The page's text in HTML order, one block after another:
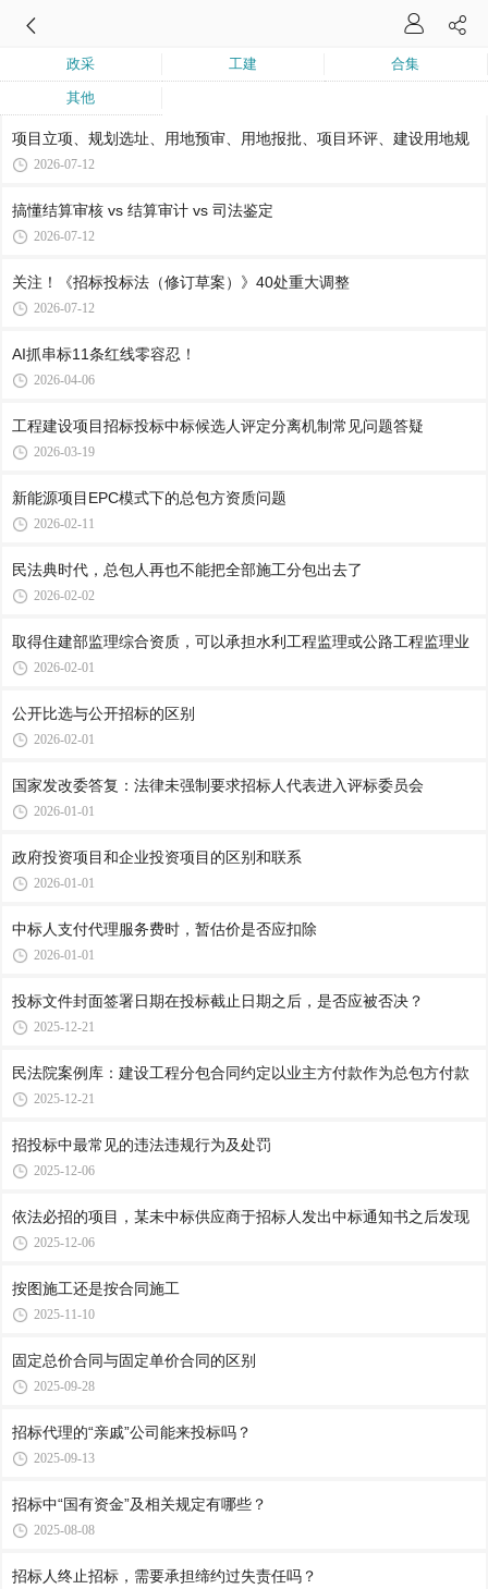
政采 工建 合集
其他
项目立项、规划选址、用地预审、用地报批、项目环评、建设用地规
2026-07-12
搞懂结算审核 vs 结算审计 vs 司法鉴定
2026-07-12
关注！《招标投标法（修订草案）》40处重大调整
2026-07-12
AI抓串标11条红线零容忍！
2026-04-06
工程建设项目招标投标中标候选人评定分离机制常见问题答疑
2026-03-19
新能源项目EPC模式下的总包方资质问题
2026-02-11
民法典时代，总包人再也不能把全部施工分包出去了
2026-02-02
取得住建部监理综合资质，可以承担水利工程监理或公路工程监理业
2026-02-01
公开比选与公开招标的区别
2026-02-01
国家发改委答复：法律未强制要求招标人代表进入评标委员会
2026-01-01
政府投资项目和企业投资项目的区别和联系
2026-01-01
中标人支付代理服务费时，暂估价是否应扣除
2026-01-01
投标文件封面签署日期在投标截止日期之后，是否应被否决？
2025-12-21
民法院案例库：建设工程分包合同约定以业主方付款作为总包方付款
2025-12-21
招投标中最常见的违法违规行为及处罚
2025-12-06
依法必招的项目，某未中标供应商于招标人发出中标通知书之后发现
2025-12-06
按图施工还是按合同施工
2025-11-10
固定总价合同与固定单价合同的区别
2025-09-28
招标代理的“亲戚”公司能来投标吗？
2025-09-13
招标中“国有资金”及相关规定有哪些？
2025-08-08
招标人终止招标，需要承担缔约过失责任吗？